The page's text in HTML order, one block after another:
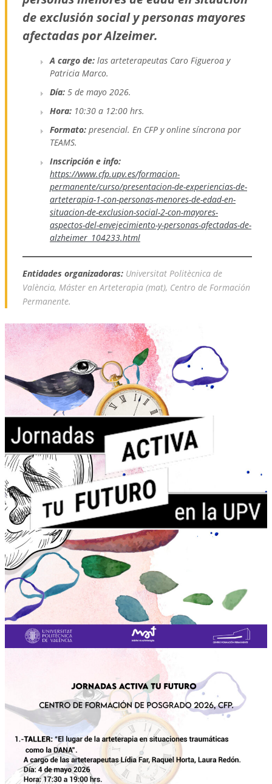
de exclusión social y personas mayores
afectadas por Alzeimer.
A cargo de: las arteterapeutas Caro Figueroa y
Patricia Marco.
Día: 5 de mayo 2026.
Hora: 10:30 a 12:00 hrs.
Formato: presencial. En CFP y online síncrona por
TEAMS.
Inscripción e info:
https://www.cfp.upv.es/formacion-
permanente/curso/presentacion-de-experiencias-de-
arteterapia-1-con-personas-menores-de-edad-en-
situacion-de-exclusion-social-2-con-mayores-
aspectos-del-envejecimiento-y-personas-afectadas-de-
alzheimer_104233.html
Entidades organizadoras: Universitat Politècnica de
València, Máster en Arteterapia (mat), Centro de Formación
Permanente.